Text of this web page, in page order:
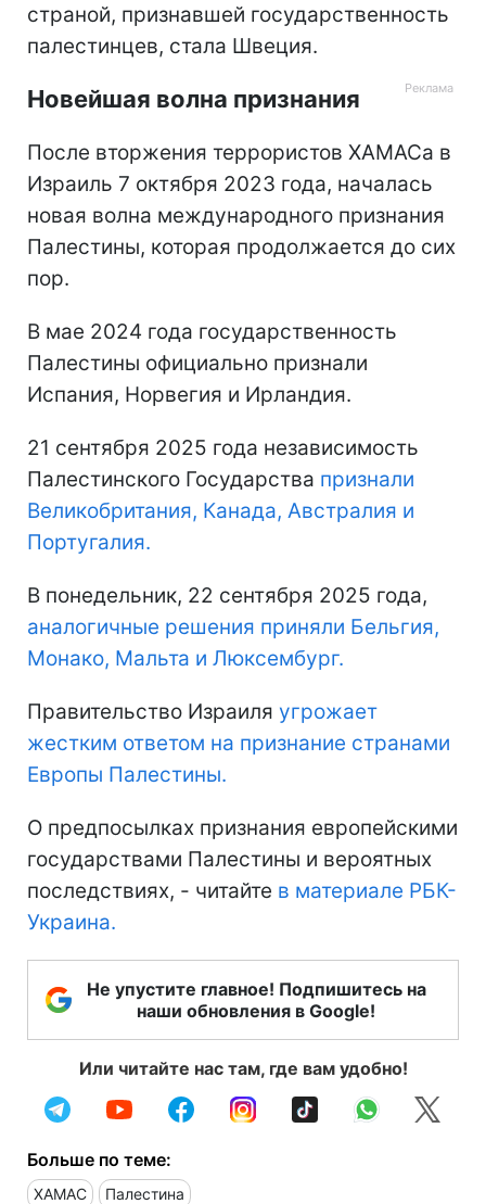
страной, признавшей государственность
палестинцев, стала Швеция.
Новейшая волна признания
После вторжения террористов ХАМАСа в
Израиль 7 октября 2023 года, началась
новая волна международного признания
Палестины, которая продолжается до сих
пор.
В мае 2024 года государственность
Палестины официально признали
Испания, Норвегия и Ирландия.
21 сентября 2025 года независимость
Палестинского Государства признали
Великобритания, Канада, Австралия и
Португалия.
В понедельник, 22 сентября 2025 года,
аналогичные решения приняли Бельгия,
Монако, Мальта и Люксембург.
Правительство Израиля угрожает
жестким ответом на признание странами
Европы Палестины.
О предпосылках признания европейскими
государствами Палестины и вероятных
последствиях, - читайте в материале РБК-
Украина.
Не упустите главное! Подпишитесь на
наши обновления в Google!
Или читайте нас там, где вам удобно!
Больше по теме:
ХАМАС Палестина